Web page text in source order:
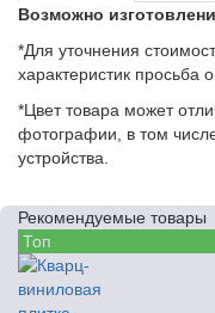
Возможно
*Для уточнения
характеристик просьба
*Цвет товара может
фотографии, в том
устройства.
Рекомендуемые товары
Топ